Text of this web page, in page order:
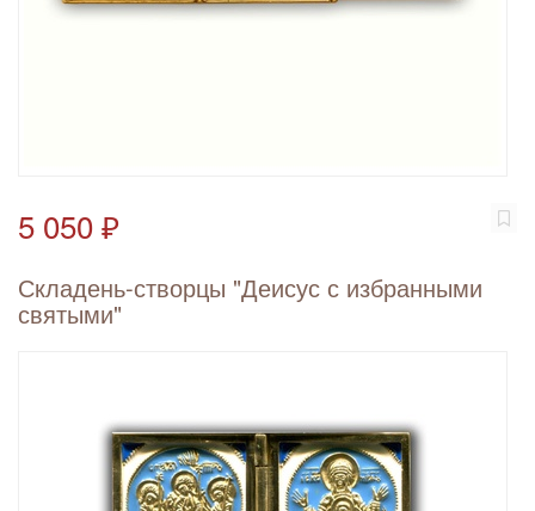
5 050 ₽
Складень-створцы "Деисус с избранными
святыми"